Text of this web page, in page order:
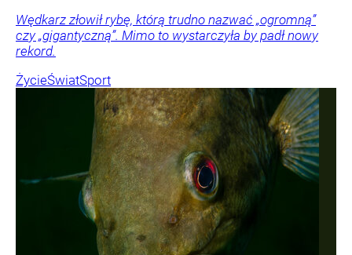
Wędkarz złowił rybę, którą trudno nazwać „ogromną”
czy „gigantyczną”. Mimo to wystarczyła by padł nowy
rekord.
ŻycieŚwiatSport